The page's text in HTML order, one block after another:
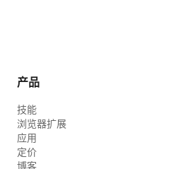
产品
技能
浏览器扩展
应用
定价
博客